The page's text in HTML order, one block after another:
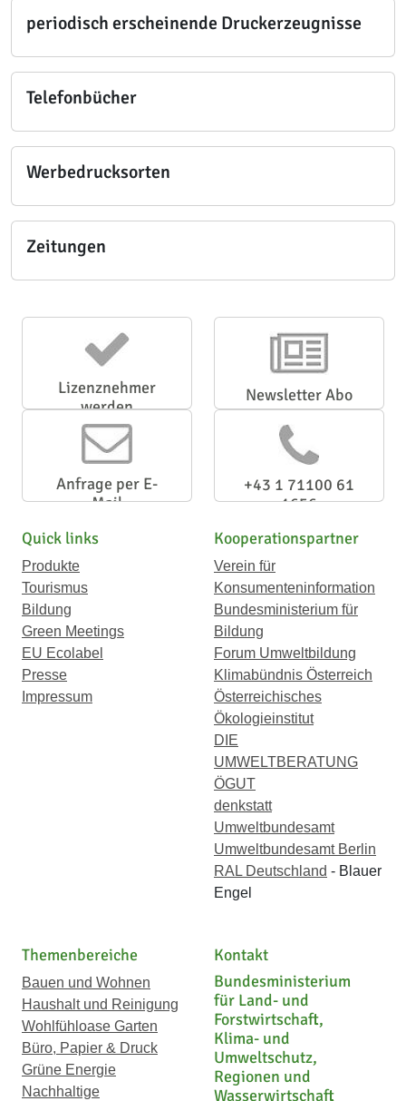
periodisch erscheinende Druckerzeugnisse
Telefonbücher
Werbedrucksorten
Zeitungen
Lizenznehmer
werden
Newsletter Abo
Anfrage per E-
Mail
+43 1 71100 61
1656
Quick links
Produkte
Tourismus
Bildung
Green Meetings
EU Ecolabel
Presse
Impressum
Kooperationspartner
Verein für
Konsumenteninformation
Bundesministerium für
Bildung
Forum Umweltbildung
Klimabündnis Österreich
Österreichisches
Ökologieinstitut
DIE
UMWELTBERATUNG
ÖGUT
denkstatt
Umweltbundesamt
Umweltbundesamt Berlin
RAL Deutschland - Blauer
Engel
Themenbereiche
Bauen und Wohnen
Haushalt und Reinigung
Wohlfühloase Garten
Büro, Papier & Druck
Grüne Energie
Nachhaltige
Kontakt
Bundesministerium
für Land- und
Forstwirtschaft,
Klima- und
Umweltschutz,
Regionen und
Wasserwirtschaft